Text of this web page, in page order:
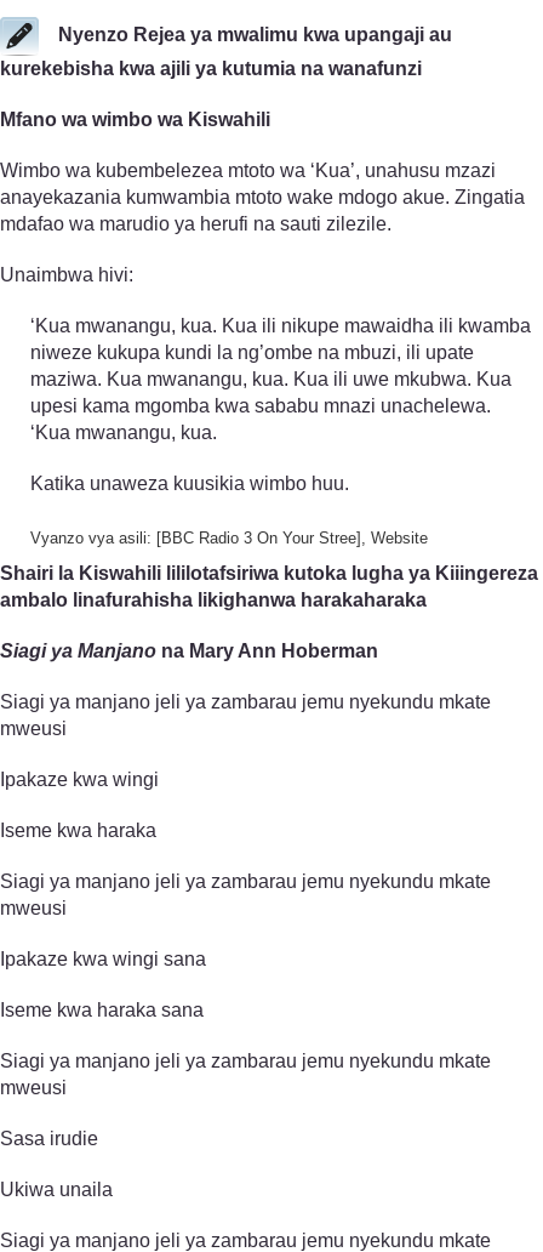
Nyenzo Rejea ya mwalimu kwa upangaji au
kurekebisha kwa ajili ya kutumia na wanafunzi
Mfano wa wimbo wa Kiswahili
Wimbo wa kubembelezea mtoto wa ‘Kua’, unahusu mzazi
anayekazania kumwambia mtoto wake mdogo akue. Zingatia
mdafao wa marudio ya herufi na sauti zilezile.
Unaimbwa hivi:
‘Kua mwanangu, kua. Kua ili nikupe mawaidha ili kwamba
niweze kukupa kundi la ng’ombe na mbuzi, ili upate
maziwa. Kua mwanangu, kua. Kua ili uwe mkubwa. Kua
upesi kama mgomba kwa sababu mnazi unachelewa.
‘Kua mwanangu, kua.
Katika unaweza kuusikia wimbo huu.
Vyanzo vya asili: [BBC Radio 3 On Your Stree], Website
Shairi la Kiswahili lililotafsiriwa kutoka lugha ya Kiiingereza
ambalo linafurahisha likighanwa harakaharaka
Siagi ya Manjano na Mary Ann Hoberman
Siagi ya manjano jeli ya zambarau jemu nyekundu mkate
mweusi
Ipakaze kwa wingi
Iseme kwa haraka
Siagi ya manjano jeli ya zambarau jemu nyekundu mkate
mweusi
Ipakaze kwa wingi sana
Iseme kwa haraka sana
Siagi ya manjano jeli ya zambarau jemu nyekundu mkate
mweusi
Sasa irudie
Ukiwa unaila
Siagi ya manjano jeli ya zambarau jemu nyekundu mkate